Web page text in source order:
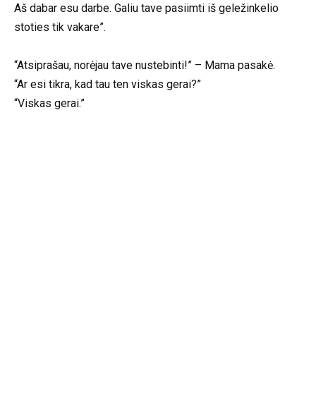
Aš dabar esu darbe. Galiu tave pasiimti iš geležinkelio
stoties tik vakare”.
“Atsiprašau, norėjau tave nustebinti!” – Mama pasakė.
“Ar esi tikra, kad tau ten viskas gerai?”
“Viskas gerai.”